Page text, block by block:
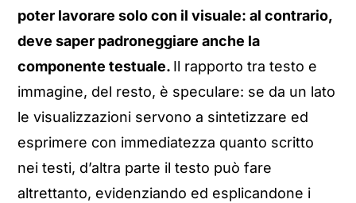
poter lavorare solo con il visuale: al contrario,
deve saper padroneggiare anche la
componente testuale. Il rapporto tra testo e
immagine, del resto, è speculare: se da un lato
le visualizzazioni servono a sintetizzare ed
esprimere con immediatezza quanto scritto
nei testi, d’altra parte il testo può fare
altrettanto, evidenziando ed esplicandone i